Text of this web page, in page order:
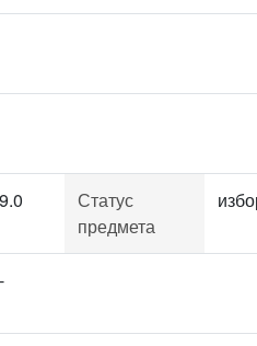
9.0
Статус
предмета
-